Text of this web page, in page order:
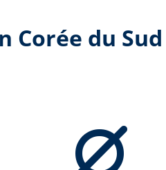
Corée du Sud